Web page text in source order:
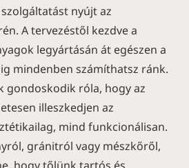
nyújt az
A tervezéstől kezdve a
legyártásán át egészen a
mindenben számíthatsz ránk.
gondoskodik róla, hogy az
illeszkedjen az
mind funkcionálisan.
gránitról vagy mészkőről,